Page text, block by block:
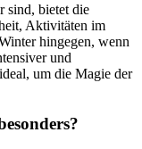
sind, bietet die
Aktivitäten im
hingegen, wenn
und
um die Magie der